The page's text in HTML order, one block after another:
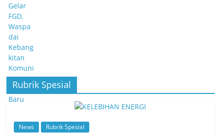
Rubrik Spesial
News Rubrik Spesial